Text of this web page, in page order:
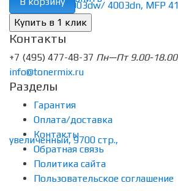
Контакты
+7 (495) 477-48-37 Пн—Пт 9.00-18.00
info@tonermix.ru
Разделы
Гарантия
Оплата/доставка
Контакты
Обратная связь
Политика сайта
Пользовательское соглашение